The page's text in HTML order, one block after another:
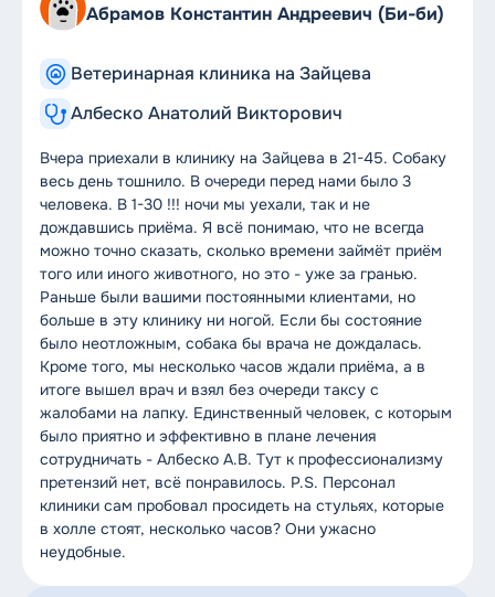
Абрамов Константин Андреевич (Би-би)
Ветеринарная клиника на Зайцева
Албеско Анатолий Викторович
Вчера приехали в клинику на Зайцева в 21-45. Собаку
весь день тошнило. В очереди перед нами было 3
человека. В 1-30 !!! ночи мы уехали, так и не
дождавшись приёма. Я всё понимаю, что не всегда
можно точно сказать, сколько времени займёт приём
того или иного животного, но это - уже за гранью.
Раньше были вашими постоянными клиентами, но
больше в эту клинику ни ногой. Если бы состояние
было неотложным, собака бы врача не дождалась.
Кроме того, мы несколько часов ждали приёма, а в
итоге вышел врач и взял без очереди таксу с
жалобами на лапку. Единственный человек, с которым
было приятно и эффективно в плане лечения
сотрудничать - Албеско А.В. Тут к профессионализму
претензий нет, всё понравилось. P.S. Персонал
клиники сам пробовал просидеть на стульях, которые
в холле стоят, несколько часов? Они ужасно
неудобные.